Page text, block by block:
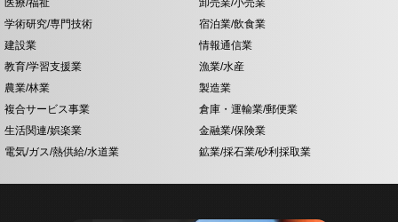
医療/福祉
卸売業/小売業
学術研究/専門技術
宿泊業/飲食業
建設業
情報通信業
教育/学習支援業
漁業/水産
農業/林業
製造業
複合サービス事業
倉庫・運輸業/郵便業
生活関連/娯楽業
金融業/保険業
電気/ガス/熱供給/水道業
鉱業/採石業/砂利採取業